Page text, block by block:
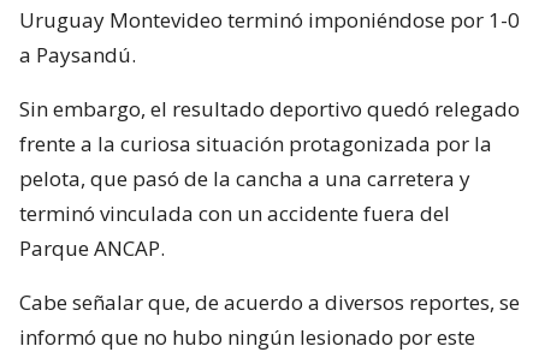
Uruguay Montevideo terminó imponiéndose por 1-0
a Paysandú.
Sin embargo, el resultado deportivo quedó relegado
frente a la curiosa situación protagonizada por la
pelota, que pasó de la cancha a una carretera y
terminó vinculada con un accidente fuera del
Parque ANCAP.
Cabe señalar que, de acuerdo a diversos reportes, se
informó que no hubo ningún lesionado por este